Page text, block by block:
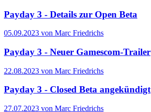
Payday 3 - Details zur Open Beta
05.09.2023 von Marc Friedrichs
Payday 3 - Neuer Gamescom-Trailer
22.08.2023 von Marc Friedrichs
Payday 3 - Closed Beta angekündigt
27.07.2023 von Marc Friedrichs